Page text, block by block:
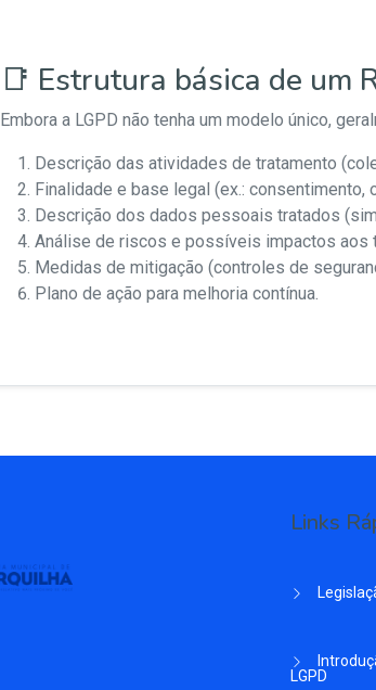
📑 Estrutura básica de um
Embora a LGPD não tenha um modelo único,
Descrição das atividades de tratamento
Finalidade e base legal (ex.:
Descrição dos dados pessoais tratados
Análise de riscos e possíveis impactos aos
Medidas de mitigação (controles de
Plano de ação para melhoria contínua.
Links
LGPD